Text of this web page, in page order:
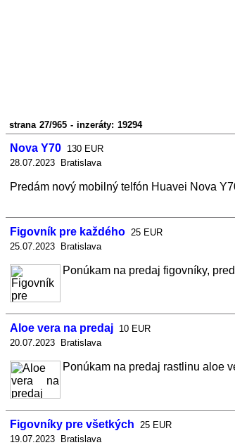
strana 27/965 - inzeráty: 19294
Nova Y70 130 EUR
28.07.2023 Bratislava
Predám nový mobilný telfón Huavei Nova
Figovník pre každého 25 EUR
25.07.2023 Bratislava
Ponúkam na predaj figovníky,
Aloe vera na predaj 10 EUR
20.07.2023 Bratislava
Ponúkam na predaj rastlinu aloe
Figovníky pre všetkých 25 EUR
19.07.2023 Bratislava